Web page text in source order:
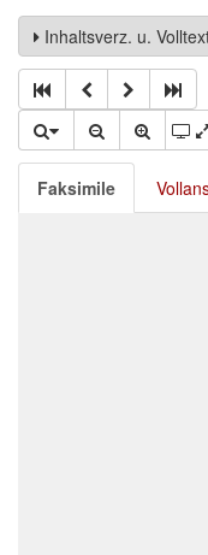
Inhaltsverz. u.
Faksimile